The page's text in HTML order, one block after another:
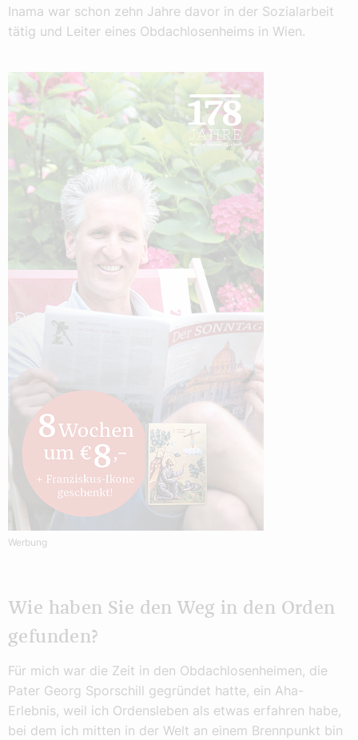
Inama war schon zehn Jahre davor in der Sozialarbeit
tätig und Leiter eines Obdachlosenheims in Wien.
Werbung
Wie haben Sie den Weg in den Orden
gefunden?
Für mich war die Zeit in den Obdachlosenheimen, die
Pater Georg Sporschill gegründet hatte, ein Aha-
Erlebnis, weil ich Ordensleben als etwas erfahren habe,
bei dem ich mitten in der Welt an einem Brennpunkt bin